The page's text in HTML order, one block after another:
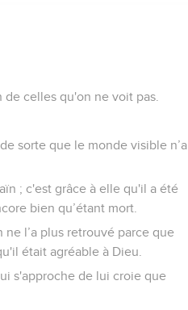
celles qu'on ne voit pas.
sorte que le monde visible n’a
; c'est grâce à elle qu'il a été
bien qu’étant mort.
l’a plus retrouvé parce que
était agréable à Dieu.
s'approche de lui croie que